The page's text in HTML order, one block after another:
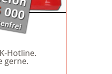
Hotline.
gerne.